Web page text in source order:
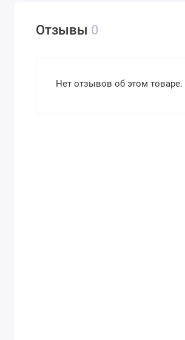
Отзывы 0
Нет отзывов об этом товаре.